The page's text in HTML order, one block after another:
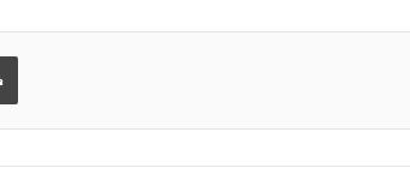
Imprimir